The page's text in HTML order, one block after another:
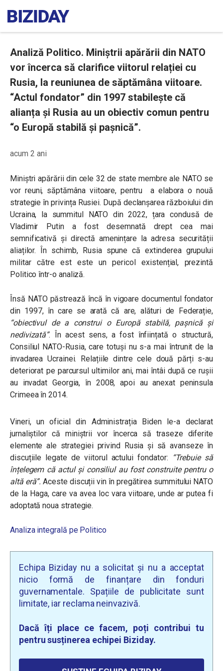
Analiză Politico. Miniștrii apărării din NATO
vor încerca să clarifice viitorul relației cu
Rusia, la reuniunea de săptămâna viitoare.
“Actul fondator” din 1997 stabilește că
alianța și Rusia au un obiectiv comun pentru
“o Europă stabilă și pașnică”.
acum 2 ani
Miniștri apărării din cele 32 de state membre ale NATO se
vor reuni, săptămâna viitoare, pentru a elabora o nouă
strategie în privința Rusiei. După declanșarea războiului din
Ucraina, la summitul NATO din 2022, țara condusă de
Vladimir Putin a fost desemnată drept cea mai
semnificativă și directă amenințare la adresa securității
aliaților. În schimb, Rusia spune că extinderea grupului
militar către est este un pericol existențial, prezintă
Politico într-o analiză.
Însă NATO păstrează încă în vigoare documentul fondator
din 1997, în care se arată că are, alături de Federație,
“obiectivul de a construi o Europă stabilă, pașnică și
nedivizată”. În acest sens, a fost înființată o structură,
Consiliul NATO-Rusia, care totuși nu s-a mai întrunit de la
invadarea Ucrainei. Relațiile dintre cele două părți s-au
deteriorat pe parcursul ultimilor ani, mai întâi după ce rușii
au invadat Georgia, în 2008, apoi au anexat peninsula
Crimeea în 2014.
Vineri, un oficial din Administrația Biden le-a declarat
jurnaliștilor că miniștrii vor încerca să traseze diferite
elemente ale strategiei privind Rusia și să avanseze în
discuțiile legate de viitorul actului fondator: “Trebuie să
înțelegem că actul și consiliul au fost construite pentru o
altă eră”. Aceste discuții vin în pregătirea summitului NATO
de la Haga, care va avea loc vara viitoare, unde ar putea fi
adoptată noua strategie.
Analiza integrală pe Politico
Echipa Biziday nu a solicitat și nu a acceptat
nicio formă de finanțare din fonduri
guvernamentale. Spațiile de publicitate sunt
limitate, iar reclama neinvazivă.
Dacă îți place ce facem, poți contribui tu
pentru susținerea echipei Biziday.